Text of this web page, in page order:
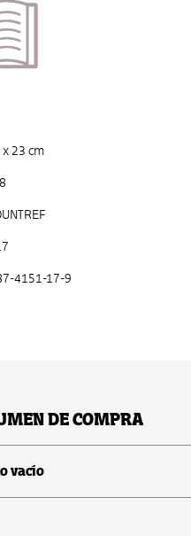
x 23 cm
4151-17-9
DE COMPRA
vacío